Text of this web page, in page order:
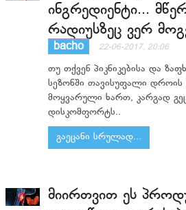
ინგრედიენტი...
რადიუსზეც ვერ
bacho 22-06-2017, 20:06
თუ თქვენ პიკნიკებისა და
სეზონში თავისუფალი დროის
მოყვარული ხართ, კარგად
დისკომფორტს..
გაეცანი სრულად...
მიირთვით ეს